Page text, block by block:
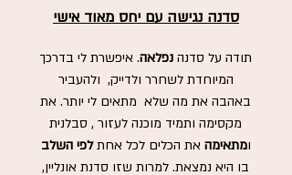
סדנה נגישה עם יחס מאוד אישי
תודה על סדנה נפלאה. איפשרת לי בדרכך
המיוחדת לשחרר ולדייק, ולהעביר
באהבה את מה שלא מתאים לי יותר. את
מקסימה ותמיד מוכנה לעזור , סבלנית
ומתאימה את הכלים לכל אחתלפי השלב
בו היא נמצאת. למרות שזו סדנת אונליין,